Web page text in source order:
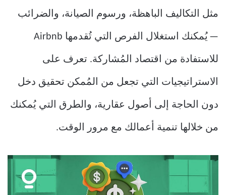
مثل التكاليف الباهظة، ورسوم الصيانة، والضرائب
— يُمكنك استغلال الفرص التي تُقدمها Airbnb
للاستفادة من اقتصاد المُشاركة. تعرف على
الاستراتيجيات التي تجعل من المُمكن تحقيق دخل
دون الحاجة إلى أصول عقارية، والطرق التي يُمكنك
من خلالها تنمية أعمالك مع مرور الوقت.